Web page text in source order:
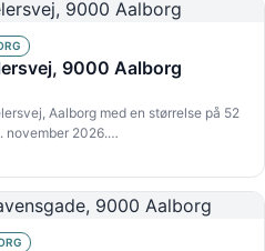
9000 Aalborg
Aalborg med en størrelse på 52
november 2026.…